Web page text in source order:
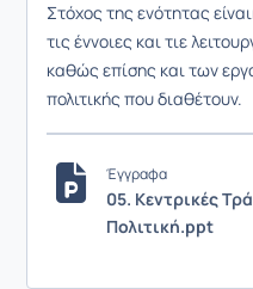
Στόχος της ενότητας είναι
τις έννοιες και τιε
καθώς επίσης και των
πολιτικής που διαθέτουν.
Έγγραφα
05. Κεντρικές
Πολιτική.ppt